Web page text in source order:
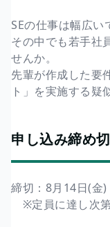
SEの仕事は幅広い
その中でも若手社
せんか。
先輩が作成した
ト」を実施する疑
申し込み締め
締切：8月14日(金)
※定員に達し次